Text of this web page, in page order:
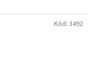
Kód: 3492